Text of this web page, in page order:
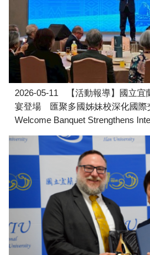
2026-05-11
【活動報導】國立
宴登場 匯聚多國姊妹校深化國際
Welcome Banquet Strengthens